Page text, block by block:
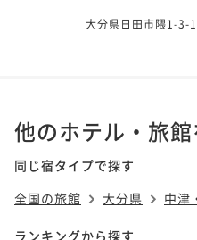
大分県日田市隈1-3-
他のホテル・旅
同じ宿タイプで探す
全国の旅館
大分県 中津
ランキングから探す